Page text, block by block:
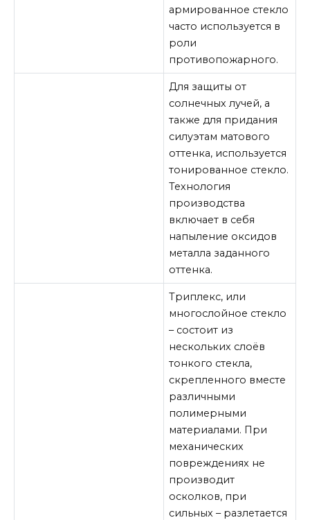
армированное стекло
часто используется в
роли
противопожарного.
Для защиты от
солнечных лучей, а
также для придания
силуэтам матового
оттенка, используется
тонированное стекло.
Технология
производства
включает в себя
напыление оксидов
металла заданного
оттенка.
Триплекс, или
многослойное стекло
– состоит из
нескольких слоёв
тонкого стекла,
скрепленного вместе
различными
полимерными
материалами. При
механических
повреждениях не
производит
осколков, при
сильных – разлетается